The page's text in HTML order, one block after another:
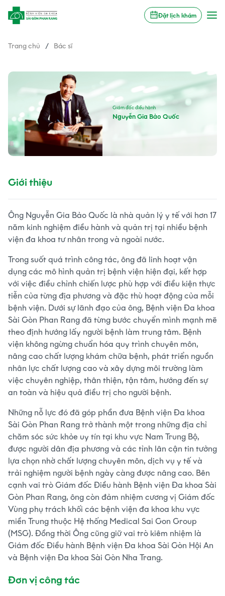
Đặt lịch khám
Trang chủ / Bác sĩ
Giám đốc điều hành
Nguyễn Gia Bảo Quốc
Giới thiệu
Ông Nguyễn Gia Bảo Quốc là nhà quản lý y tế với hơn 17
năm kinh nghiệm điều hành và quản trị tại nhiều bệnh
viện đa khoa tư nhân trong và ngoài nước.
Trong suốt quá trình công tác, ông đã linh hoạt vận
dụng các mô hình quản trị bệnh viện hiện đại, kết hợp
với việc điều chỉnh chiến lược phù hợp với điều kiện thực
tiễn của từng địa phương và đặc thù hoạt động của mỗi
bệnh viện. Dưới sự lãnh đạo của ông, Bệnh viện Đa khoa
Sài Gòn Phan Rang đã từng bước chuyển mình mạnh mẽ
theo định hướng lấy người bệnh làm trung tâm. Bệnh
viện không ngừng chuẩn hóa quy trình chuyên môn,
nâng cao chất lượng khám chữa bệnh, phát triển nguồn
nhân lực chất lượng cao và xây dựng môi trường làm
việc chuyên nghiệp, thân thiện, tận tâm, hướng đến sự
an toàn và hiệu quả điều trị cho người bệnh.
Những nỗ lực đó đã góp phần đưa Bệnh viện Đa khoa
Sài Gòn Phan Rang trở thành một trong những địa chỉ
chăm sóc sức khỏe uy tín tại khu vực Nam Trung Bộ,
được người dân địa phương và các tỉnh lân cận tin tưởng
lựa chọn nhờ chất lượng chuyên môn, dịch vụ y tế và
trải nghiệm người bệnh ngày càng được nâng cao. Bên
cạnh vai trò Giám đốc Điều hành Bệnh viện Đa khoa Sài
Gòn Phan Rang, ông còn đảm nhiệm cương vị Giám đốc
Vùng phụ trách khối các bệnh viện đa khoa khu vực
miền Trung thuộc Hệ thống Medical Sai Gon Group
(MSG). Đồng thời Ông cũng giữ vai trò kiêm nhiệm là
Giám đốc Điều hành Bệnh viện Đa khoa Sài Gòn Hội An
và Bệnh viện Đa khoa Sài Gòn Nha Trang.
Đơn vị công tác